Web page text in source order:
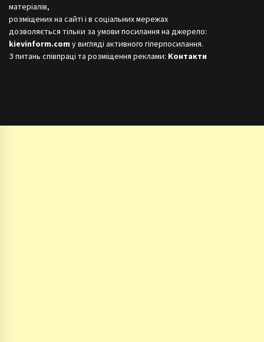
матеріалів,
розміщених на сайті і в соціальних мережах
дозволяється тільки за умови посилання на джерело:
kievinform.com у вигляді активного гіперпосилання.
З питань співпраці та розміщення реклами: Контакти